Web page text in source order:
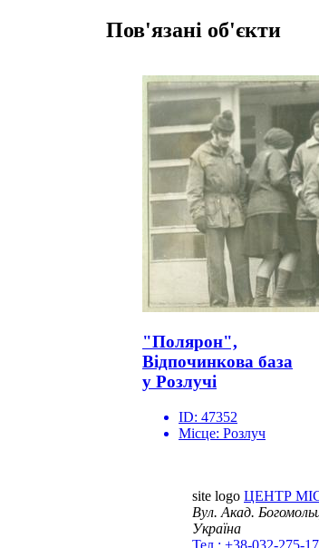
Пов'язані об'єкти
"Полярон",
Відпочинкова база
у Розлучі
ID: 47352
Місце: Розлуч
site logo ЦЕНТР
Вул. Акад.
Україна
Тел.: +38-032-275-